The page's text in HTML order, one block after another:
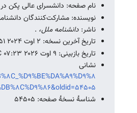
نام صفحه: دانشسرای عالی پکن
نویسنده: مشارکت‌کنندگان
ناشر:دانشنامه ملل، .
تاریخ آخرین نسخه: ۲ اوت ۲۰۲۴ ‏۱۴:۵۱ UTC
تاریخ بازبینی: ۹ اوت ۲۰۲۶ ‏۰۷:۲۳ UTC
شناسهٔ نسخهٔ صفحه: 54505